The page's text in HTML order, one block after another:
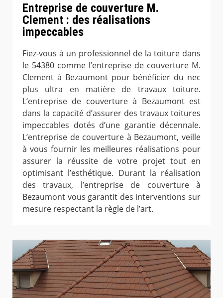
Entreprise de couverture M.
Clement : des réalisations
impeccables
Fiez-vous à un professionnel de la toiture dans
le 54380 comme l’entreprise de couverture M.
Clement à Bezaumont pour bénéficier du nec
plus ultra en matière de travaux toiture.
L’entreprise de couverture à Bezaumont est
dans la capacité d’assurer des travaux toitures
impeccables dotés d’une garantie décennale.
L’entreprise de couverture à Bezaumont, veille
à vous fournir les meilleures réalisations pour
assurer la réussite de votre projet tout en
optimisant l’esthétique. Durant la réalisation
des travaux, l’entreprise de couverture à
Bezaumont vous garantit des interventions sur
mesure respectant la règle de l’art.